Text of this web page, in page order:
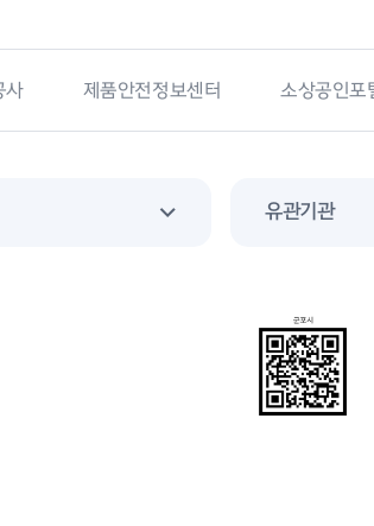
터 소상공인포털 인천지방조달청
유관기관